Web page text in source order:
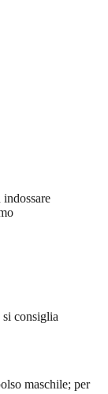
consiglia
maschile; per